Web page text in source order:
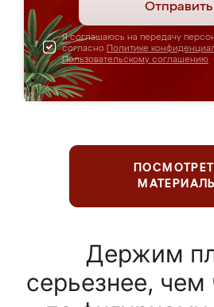
Отправить
Я соглашаюсь на передачу
согласно Политике
Пользовательскому соглашению
МАТЕРИАЛЫ
Держим
серьезнее,